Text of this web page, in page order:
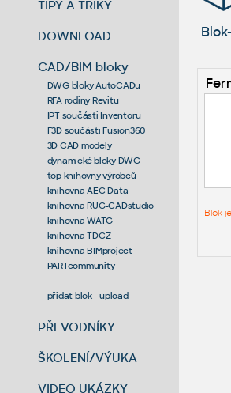
TIPY A TRIKY
DOWNLOAD
CAD/BIM bloky
DWG bloky AutoCADu
RFA rodiny Revitu
IPT součásti Inventoru
F3D součásti Fusion360
3D CAD modely
dynamické bloky DWG
top knihovny výrobců
knihovna AEC Data
knihovna RUG-CADstudio
knihovna WATG
knihovna TDCZ
knihovna BIMproject
PARTcommunity
--
přidat blok - upload
PŘEVODNÍKY
ŠKOLENÍ/VÝUKA
VIDEO UKÁZKY
Blok